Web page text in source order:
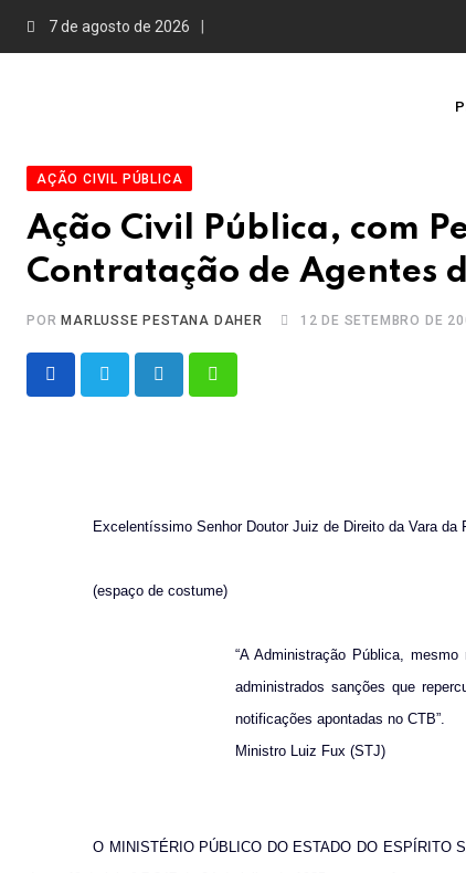
7 de agosto de 2026
AÇÃO CIVIL PÚBLICA
Ação Civil Pública, com
Contratação de Agentes
PORMARLUSSE PESTANA DAHER 12 DE SETEMBRO DE
LinkedInWhatsapp
Excelentíssimo Senhor Doutor Juiz de Direito da Vara
(espaço de costume)
“A Administração Pública,
administrados sanções que
notificações apontadas no CTB”.
Ministro Luiz Fux (STJ)
O MINISTÉRIO PÚBLICO DO ESTADO DO ESPÍRITO